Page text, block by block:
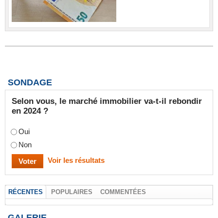
SONDAGE
Selon vous, le marché immobilier va-t-il rebondir
en 2024 ?
Oui
Non
Voir les résultats
RÉCENTES POPULAIRES COMMENTÉES